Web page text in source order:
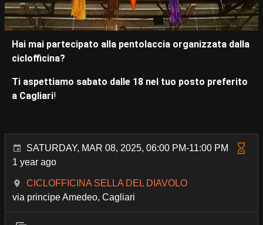
Hai mai partecipato alla pentolaccia organizzata dalla
ciclofficina?
Ti aspettiamo sabato dalle 18 nel tuo posto preferito
a Cagliari!
SATURDAY, MAR 08, 2025, 06:00 PM-11:00 PM
1 year ago
CICLOFFICINA SELLA DEL DIAVOLO
via principe Amedeo, Cagliari